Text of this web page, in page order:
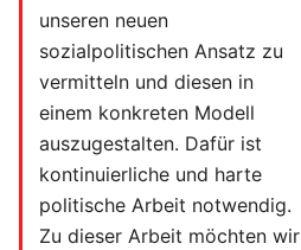
unseren neuen
sozialpolitischen Ansatz zu
vermitteln und diesen in
einem konkreten Modell
auszugestalten. Dafür ist
kontinuierliche und harte
politische Arbeit notwendig.
Zu dieser Arbeit möchten wir